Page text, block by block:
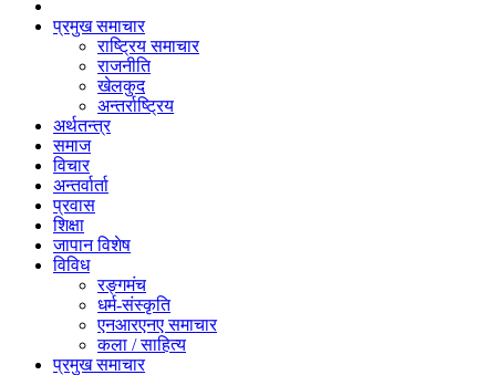
प्रमुख समाचार
राष्ट्रिय समाचार
राजनीति
खेलकुद
अन्तर्राष्ट्रिय
अर्थतन्त्र
समाज
विचार
अन्तर्वार्ता
प्रवास
शिक्षा
जापान विशेष
विविध
रङ्गमंच
धर्म-संस्कृति
एनआरएनए समाचार
कला / साहित्य
प्रमुख समाचार